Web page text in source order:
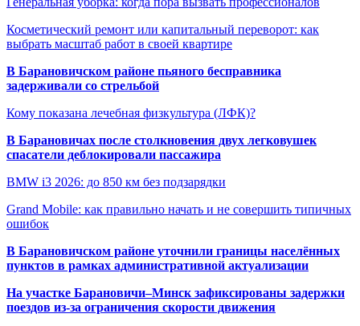
Косметический ремонт или капитальный переворот: как
выбрать масштаб работ в своей квартире
В Барановичском районе пьяного бесправника
задерживали со стрельбой
Кому показана лечебная физкультура (ЛФК)?
В Барановичах после столкновения двух легковушек
спасатели деблокировали пассажира
BMW i3 2026: до 850 км без подзарядки
Grand Mobile: как правильно начать и не совершить типичных
ошибок
В Барановичском районе уточнили границы населённых
пунктов в рамках административной актуализации
На участке Барановичи–Минск зафиксированы задержки
поездов из-за ограничения скорости движения